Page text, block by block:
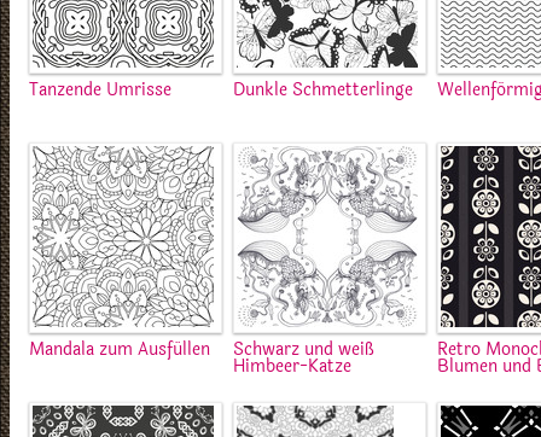
Tanzende Umrisse Dunkle Schmetterlinge
Mandala zum Ausfüllen Schwarz und weiß
Himbeer-Katze
Retro
Blumen und